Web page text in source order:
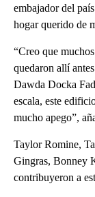
embajador del
hogar querido de
“Creo que
quedaron allí
Dawda Docka
escala, este
mucho apego”,
Taylor Romine,
Gingras, Bonney
contribuyeron a